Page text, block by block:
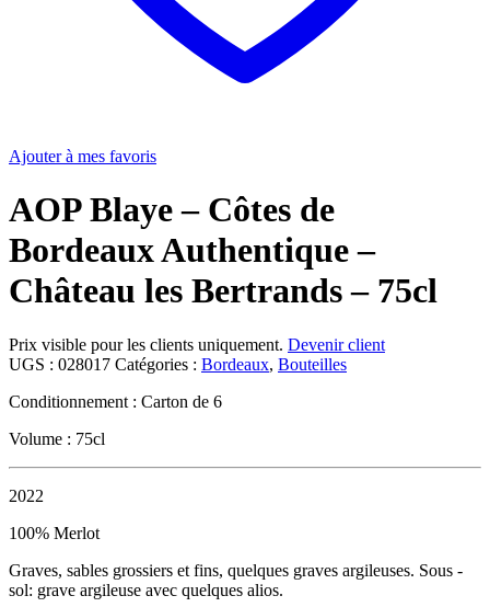
Ajouter à mes favoris
AOP Blaye – Côtes de
Bordeaux Authentique –
Château les Bertrands – 75cl
Prix visible pour les clients uniquement. Devenir client
UGS : 028017 Catégories : Bordeaux, Bouteilles
Conditionnement : Carton de 6
Volume : 75cl
2022
100% Merlot
Graves, sables grossiers et fins, quelques graves argileuses. Sous -
sol: grave argileuse avec quelques alios.